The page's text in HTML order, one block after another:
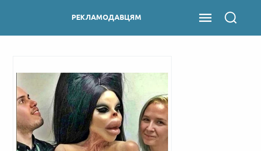
РЕКЛАМОДАВЦЯМ